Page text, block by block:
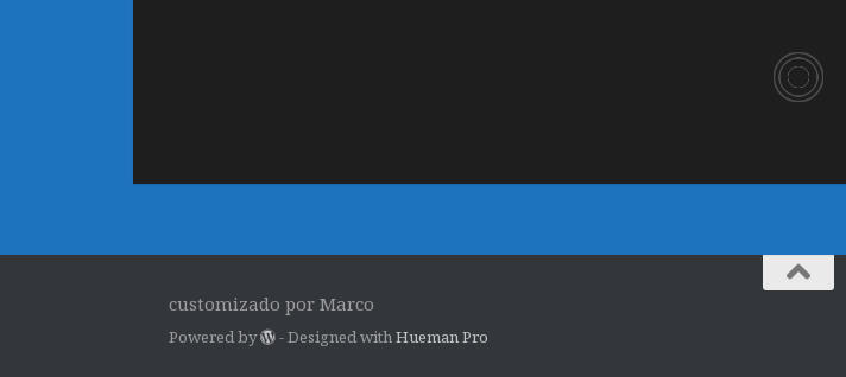
customizado por Marco
Powered by - Designed withHueman Pro